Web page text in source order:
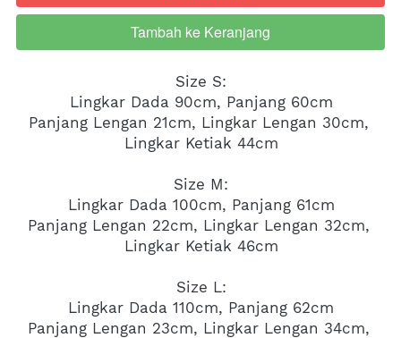
`
Tambah ke Keranjang
Size S:
Lingkar Dada 90cm, Panjang 60cm
Panjang Lengan 21cm, Lingkar Lengan 30cm,
Lingkar Ketiak 44cm
Size M:
Lingkar Dada 100cm, Panjang 61cm
Panjang Lengan 22cm, Lingkar Lengan 32cm,
Lingkar Ketiak 46cm
Size L:
Lingkar Dada 110cm, Panjang 62cm
Panjang Lengan 23cm, Lingkar Lengan 34cm,